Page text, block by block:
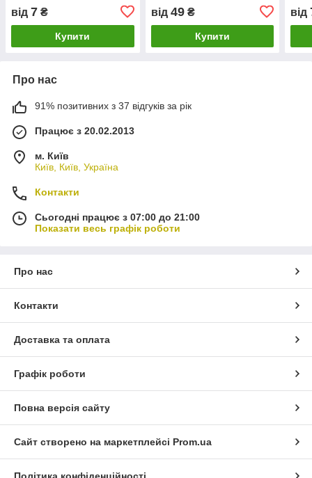
від 7 ₴
Купити
від 49₴
Купити
від
Про нас
91% позитивних з 37 відгуків за рік
Працює з 20.02.2013
м. Київ
Київ, Київ, Україна
Контакти
Сьогодні працює з 07:00 до 21:00
Показати весь графік роботи
Про нас
Контакти
Доставка та оплата
Графік роботи
Повна версія сайту
Сайт створено на маркетплейсі Prom.ua